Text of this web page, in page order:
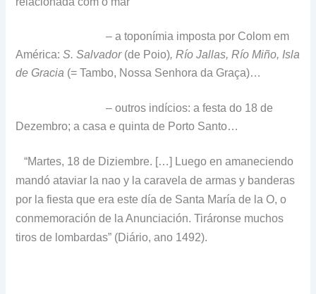
– a toponímia imposta por Colom em
América:S. Salvador (de Poio), Río Jallas, Río Miño, Isla
de Gracia (= Tambo, Nossa Senhora da Graça)…
– outros indícios: a festa do 18 de
Dezembro; a casa e quinta de Porto Santo…
“Martes, 18 de Diziembre. […] Luego en amaneciendo
mandó ataviar la nao y la caravela de armas y banderas
por la fiesta que era este día de Santa María de la O, o
conmemoración de la Anunciación. Tiráronse muchos
tiros de lombardas” (Diário, ano 1492).